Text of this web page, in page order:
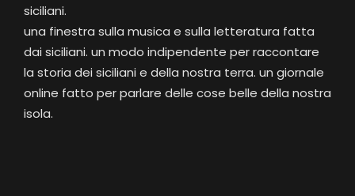
siciliani.
una finestra sulla musica e sulla letteratura fatta
dai siciliani. un modo indipendente per raccontare
la storia dei siciliani e della nostra terra. un giornale
online fatto per parlare delle cose belle della nostra
isola.